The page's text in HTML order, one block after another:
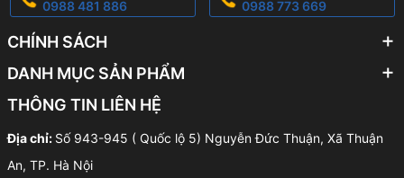
0988 481 886
0988 773 669
CHÍNH SÁCH
DANH MỤC SẢN PHẨM
THÔNG TIN LIÊN HỆ
Địa chỉ: Số 943-945 ( Quốc lộ 5) Nguyễn Đức Thuận, Xã Thuận
An, TP. Hà Nội